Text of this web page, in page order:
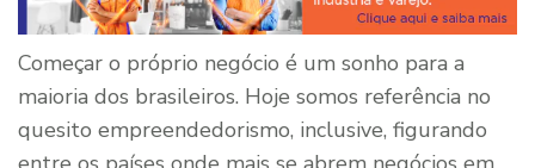
Começar o próprio negócio é um sonho para a
maioria dos brasileiros. Hoje somos referência no
quesito empreendedorismo, inclusive, figurando